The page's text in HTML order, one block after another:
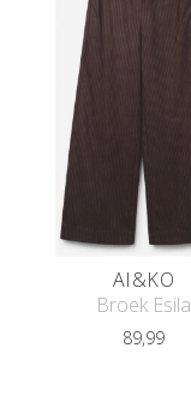
AI&KO
Broek Esila
89,99